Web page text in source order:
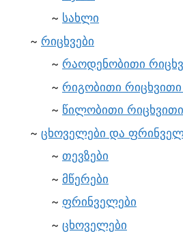
სახლი
რიცხვები
რაოდენობითი
რიგობითი რიცხვითი
წილობითი
ცხოველები და
თევზები
მწერები
ფრინველები
ცხოველები